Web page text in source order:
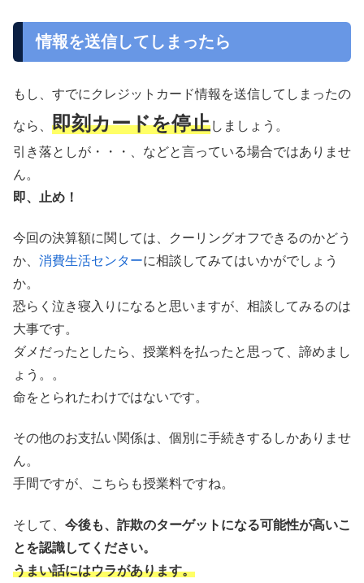
情報を送信してしまったら
もし、すでにクレジットカード情報を送信してしまったの
なら、 即刻カードを停止しましょう。
引き落としが・・・、などと言っている場合ではありませ
ん。
即、止め！
今回の決算額に関しては、クーリングオフできるのかどう
か、 消費生活センターに相談してみてはいかがでしょう
か。
恐らく泣き寝入りになると思いますが、相談してみるのは
大事です。
ダメだったとしたら、授業料を払ったと思って、諦めまし
ょう。。
命をとられたわけではないです。
その他のお支払い関係は、個別に手続きするしかありませ
ん。
手間ですが、こちらも授業料ですね。
そして、 今後も、詐欺のターゲットになる可能性が高いこ
とを認識してください。
うまい話にはウラがあります。